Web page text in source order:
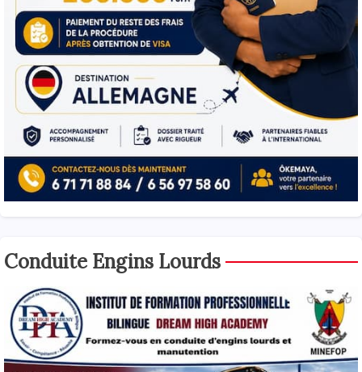
Conduite Engins Lourds